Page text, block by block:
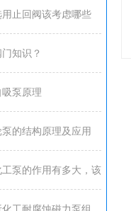
止回阀该考虑哪些
知识？
泵原理
的结构原理及应用
泵的作用有多大，该